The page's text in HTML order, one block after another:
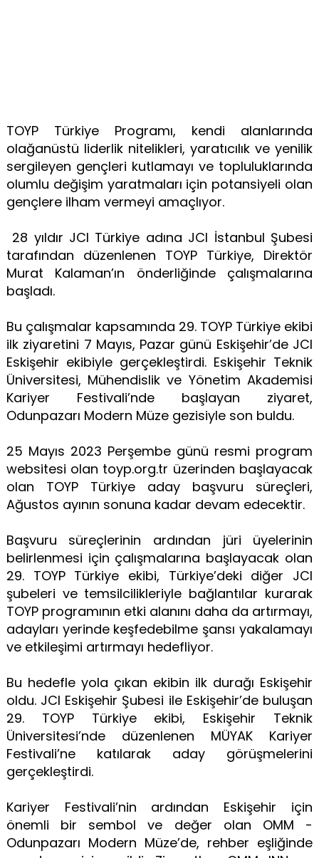
TOYP Türkiye Programı, kendi alanlarında
olağanüstü liderlik nitelikleri, yaratıcılık ve yenilik
sergileyen gençleri kutlamayı ve topluluklarında
olumlu değişim yaratmaları için potansiyeli olan
gençlere ilham vermeyi amaçlıyor.
28 yıldır JCI Türkiye adına JCI İstanbul Şubesi
tarafından düzenlenen TOYP Türkiye, Direktör
Murat Kalaman’ın önderliğinde çalışmalarına
başladı.
Bu çalışmalar kapsamında 29. TOYP Türkiye ekibi
ilk ziyaretini 7 Mayıs, Pazar günü Eskişehir’de JCI
Eskişehir ekibiyle gerçekleştirdi. Eskişehir Teknik
Üniversitesi, Mühendislik ve Yönetim Akademisi
Kariyer Festivali’nde başlayan ziyaret,
Odunpazarı Modern Müze gezisiyle son buldu.
25 Mayıs 2023 Perşembe günü resmi program
websitesi olan toyp.org.tr üzerinden başlayacak
olan TOYP Türkiye aday başvuru süreçleri,
Ağustos ayının sonuna kadar devam edecektir.
Başvuru süreçlerinin ardından jüri üyelerinin
belirlenmesi için çalışmalarına başlayacak olan
29. TOYP Türkiye ekibi, Türkiye’deki diğer JCI
şubeleri ve temsilcilikleriyle bağlantılar kurarak
TOYP programının etki alanını daha da artırmayı,
adayları yerinde keşfedebilme şansı yakalamayı
ve etkileşimi artırmayı hedefliyor.
Bu hedefle yola çıkan ekibin ilk durağı Eskişehir
oldu. JCI Eskişehir Şubesi ile Eskişehir’de buluşan
29. TOYP Türkiye ekibi, Eskişehir Teknik
Üniversitesi’nde düzenlenen MÜYAK Kariyer
Festivali’ne katılarak aday görüşmelerini
gerçekleştirdi.
Kariyer Festivali’nin ardından Eskişehir için
önemli bir sembol ve değer olan OMM -
Odunpazarı Modern Müze’de, rehber eşliğinde